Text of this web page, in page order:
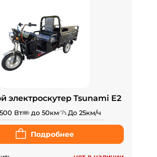
электроскутер Tsunami E2
Вт до 50км До 25км/ч
Подробнее